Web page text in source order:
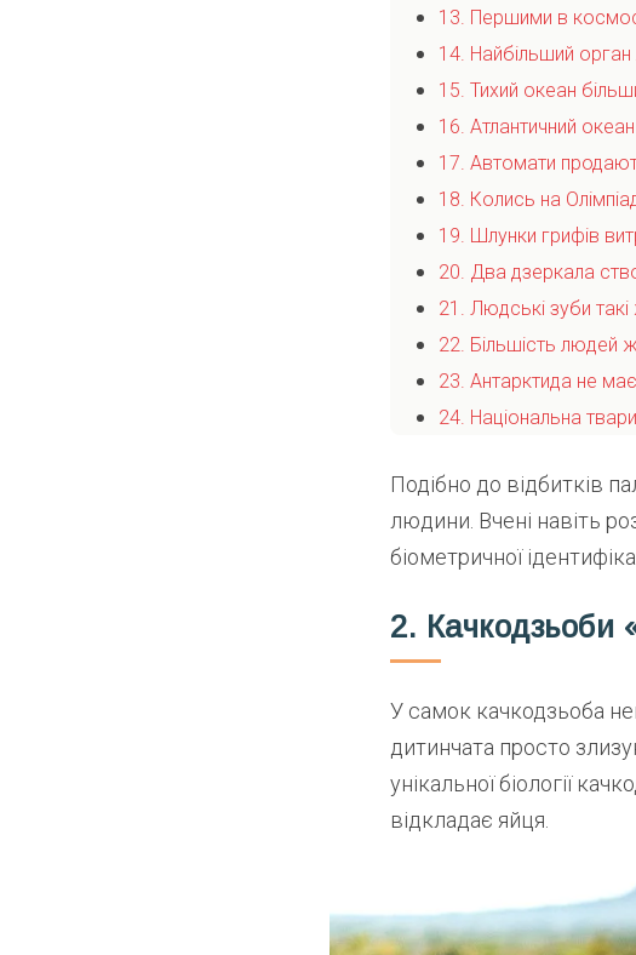
13. Першими в
14. Найбільший
15. Тихий океан
16. Атлантичний
17. Автомати
18. Колись на
19. Шлунки грифів
20. Два дзеркала
21. Людські зуби такі
22. Більшість людей
23. Антарктида не
24. Національна
Подібно до відбитків
людини. Вчені навіть
біометричної
2. Качкодзьоби
У самок качкодзьоба
дитинчата просто
унікальної біології
відкладає яйця.